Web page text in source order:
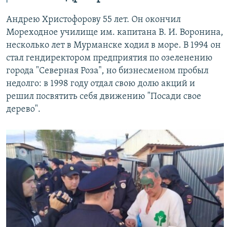
Андрею Христофорову 55 лет. Он окончил
Мореходное училище им. капитана В. И. Воронина,
несколько лет в Мурманске ходил в море. В 1994 он
стал гендиректором предприятия по озеленению
города "Северная Роза", но бизнесменом пробыл
недолго: в 1998 году отдал свою долю акций и
решил посвятить себя движению "Посади свое
дерево".